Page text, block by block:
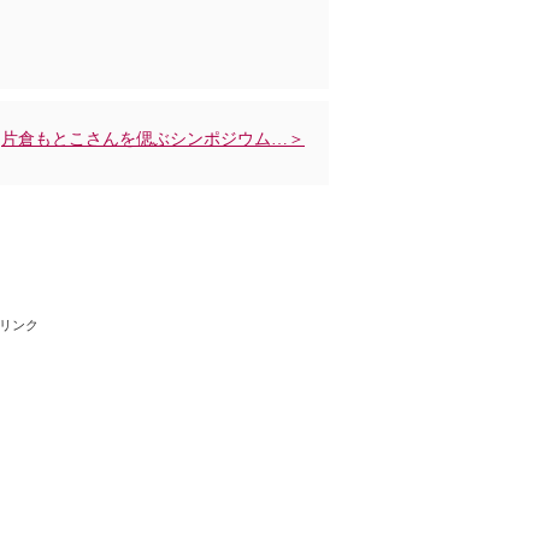
片倉もとこさんを偲ぶシンポジウム…＞
リンク